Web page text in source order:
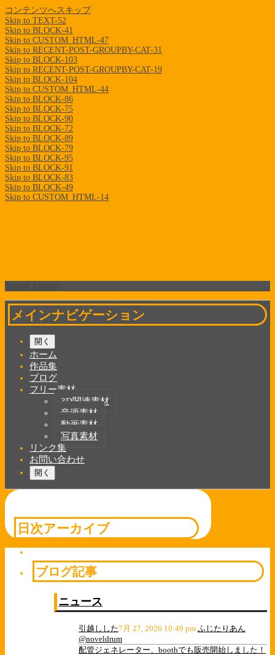
コンテンツへスキップ
Skip to TEXT-52
Skip to BLOCK-41
Skip to CUSTOM_HTML-47
Skip to RECENT-POST-GROUPBY-CAT-31
Skip to BLOCK-103
Skip to RECENT-POST-GROUPBY-CAT-19
Skip to BLOCK-104
Skip to CUSTOM_HTML-44
Skip to BLOCK-86
Skip to BLOCK-75
Skip to BLOCK-90
Skip to BLOCK-72
Skip to BLOCK-89
Skip to BLOCK-79
Skip to BLOCK-95
Skip to BLOCK-91
Skip to BLOCK-83
Skip to BLOCK-49
Skip to CUSTOM_HTML-14
メインナビゲーション
開く
ホーム
作品集
ブログ
フリー素材
3D関連素材
音源素材
動画素材
写真素材
リンク集
お問い合わせ
開く
日次アーカイブ
ブログ記事
ニュース
引越しした7月 27, 2026 10:49 pm ふじたりあん
@noveldrum
配管ジェネレーター、boothでも販売開始しました！